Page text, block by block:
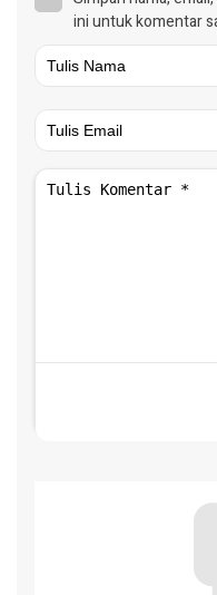
ini untuk komentar